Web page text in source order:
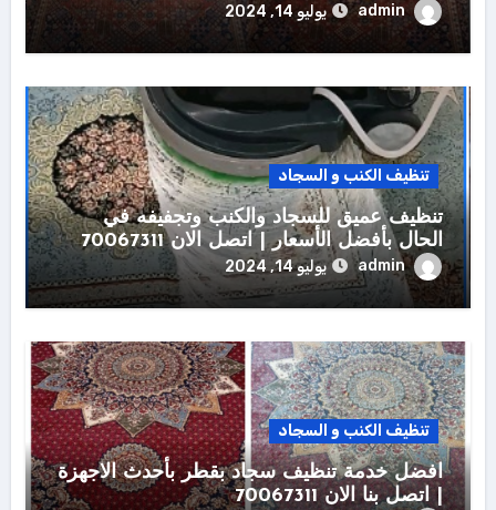
admin يوليو 14, 2024
تنظيف الكنب و السجاد
تنظيف عميق للسجاد والكنب وتجفيفه في
الحال بأفضل الأسعار | اتصل الان 70067311
admin يوليو 14, 2024
تنظيف الكنب و السجاد
افضل خدمة تنظيف سجاد بقطر بأحدث الاجهزة
| اتصل بنا الان 70067311